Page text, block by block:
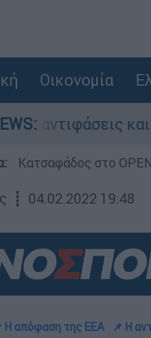
Οικονομία
και το τρίτο
Κατσαφάδος στο
┋ 04.02.2022 19:48
H απόφαση της ΕΕΑ 📌 Η